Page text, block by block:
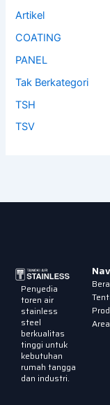
Artikel
COATING
PANEL
Tak Berkategori
TSH
TSV
Penyedia
toren air
stainless
steel
berkualitas
tinggi untuk
kebutuhan
rumah tangga
dan industri.
Area